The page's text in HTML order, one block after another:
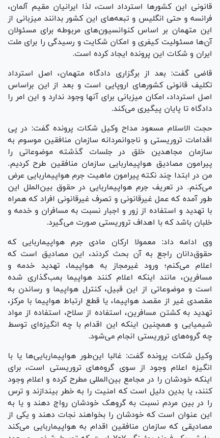
قانونی این کشور‌ها استرداد است، لذا ایرانیان مقیم آلمان،
فرانسه و حتی انگلیس و تبعه‌های این کشور بدانند میزبانی از
این متهمان بر اساس کنوانسیون‌های مربوطه برای مسئولان
آن‌ها مسئولیت کیفری و امکان شکایت و رسیدگی را برای ملت
ایران و شکات این پرونده ایجاد کرده است.
قاضی گفت: بعد از برگزاری دادگاه متهمان، اصل استرداد
تکلیف قانونی کشور‌های اروپایی است و بعد از این براساس
اصل استرداد، امکان میزبانی برای آنها وجود ندارد و این امر را
دادگاه تا پایان پیگیری می‌کند.
حجت الاسلام مسعود مداح وکیل شکات پرونده گفت: در پی
اقدامات تروریستی و ناجوانمردانه سازمان منافقین موسوم به
سازمان مجاهدین خلق در جلسات گذشته موضوعاتی را
پیرامون مصادیق هواپیماربایی سازمان منافقین طرح کردیم.
من در ابتدا چند نکته پیرامون ماهیت جرم هواپیماربایی عرض
می‌کنم. در تعریف جرم هواپیماربایی در حقوق بین‌الملل این
طور آمده که عمل غیرقانونی و تصرف غیرقانونی افراد که همراه
با تهدید و استفاده از زور و اجبار نسبت به مسافران و خدمه و
خلبان باشد که با اهداف تروریستی صورت می‌گیرد.
وی ادامه داد: معمولا ارکان مادی جرم هواپیماربایی که
حقوق‌دانان راجع به آن بحث کردند، این مصادیق است که
اعلام می‌کنم؛ ورود غیرمجاز به هواپیما، تهدید خدمه و
مسافرین، مانند اینکه اعلام کنند هواپیما بمب‌گذاری شده
است و موضوعاتی از این قبیل، کنترل هواپیما و رساندن به
مقصدی غیر از مقصد هواپیما، یا قطع ارتباط هواپیما با مرکز،
تهدید به کشتن مسافرین، استفاده از سلاح، استفاده از مواد
شیمیایی و همچنین اینکه این اقدام با چه انگیزه‌ای توسط
چه گروه‌های تروریستی انجام می‌شود.
وکیل شکات پرونده گفت: غالبا این‌طور هواپیماربایی‌ها یا با
انگیزه اعلام وجود از سوی گروه‌های تروریستی است، برای
اینکه خودشان را در مجامع بین‌المللی مطرح کرده و اعلام وجود
کنند، یا بدین دلیل است که امنیت را به خطر بیندازند و ترس
را در بین مردم نسبت به گروهک خودشان رواج دهند و یا به
این عنوان است که خودشان را بخواهند نجات دهند و یکی از
مصادیقی که سازمان منافقین اقدام به هواپیماربایی می‌کند